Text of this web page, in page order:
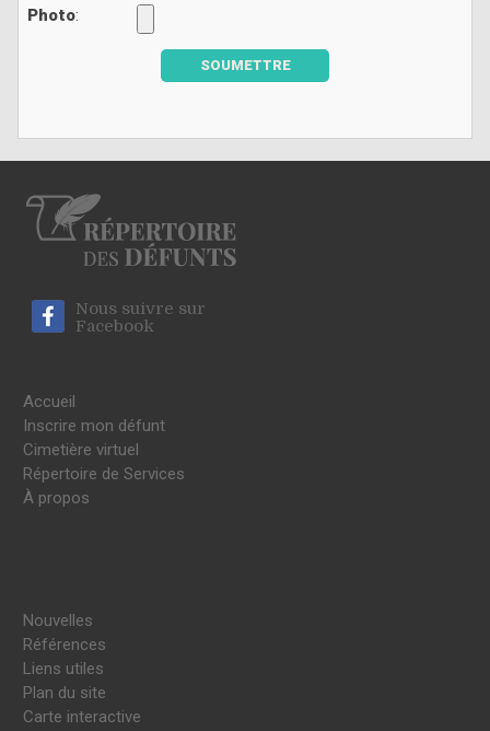
Photo:
SOUMETTRE
Nous suivre sur
Facebook
Accueil
Inscrire mon défunt
Cimetière virtuel
Répertoire de Services
À propos
Nouvelles
Références
Liens utiles
Plan du site
Carte interactive